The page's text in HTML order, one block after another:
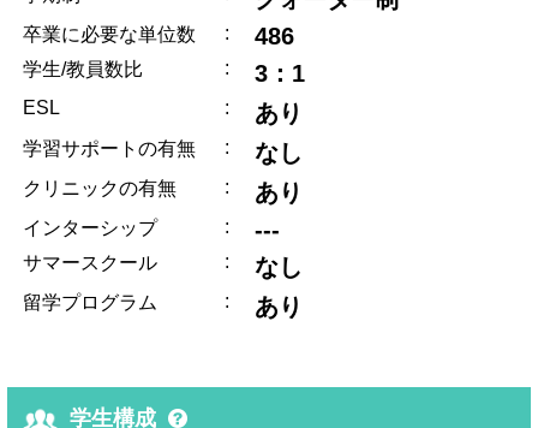
卒業に必要な単位数 : 486
学生/教員数比 : 3：1
ESL : あり
学習サポートの有無 : なし
クリニックの有無 : あり
インターシップ : ---
サマースクール : なし
留学プログラム : あり
学生構成